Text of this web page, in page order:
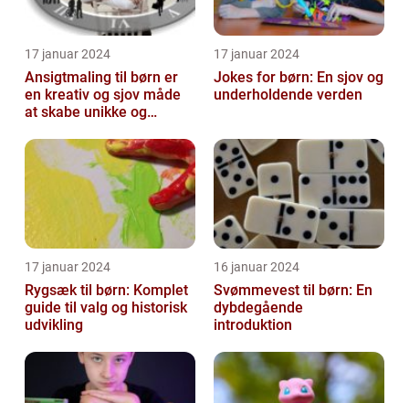
17 januar 2024
Ansigtmaling til børn er
en kreativ og sjov måde
at skabe unikke og
17 januar 2024
Jokes for børn: En sjov og
underholdende verden
17 januar 2024
Rygsæk til børn: Komplet
guide til valg og historisk
udvikling
16 januar 2024
Svømmevest til børn: En
dybdegående
introduktion